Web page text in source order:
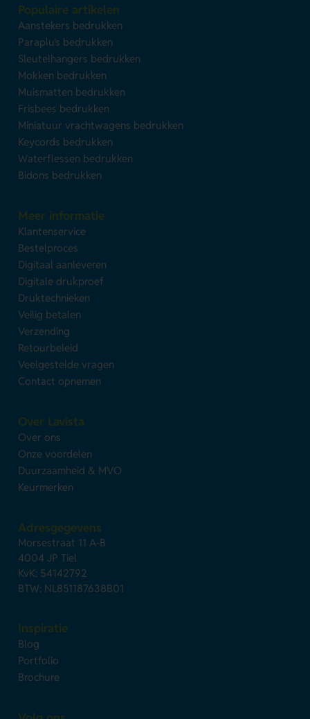
Populaire artikelen
Aanstekers bedrukken
Paraplu's bedrukken
Sleutelhangers bedrukken
Mokken bedrukken
Muismatten bedrukken
Frisbees bedrukken
Miniatuur vrachtwagens bedrukken
Keycords bedrukken
Waterflessen bedrukken
Bidons bedrukken
Meer informatie
Klantenservice
Bestelproces
Digitaal aanleveren
Digitale drukproef
Druktechnieken
Veilig betalen
Verzending
Retourbeleid
Veelgestelde vragen
Contact opnemen
Over Lavista
Over ons
Onze voordelen
Duurzaamheid & MVO
Keurmerken
Adresgegevens
Morsestraat 11 A-B
4004 JP Tiel
KvK: 54142792
BTW: NL851187638B01
Inspiratie
Blog
Portfolio
Brochure